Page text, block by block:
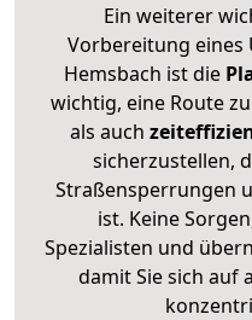
Ein weiterer
Vorbereitung eines
Hemsbach ist die
wichtig, eine Route
als auch
sicherzustellen,
Straßensperrungen
ist. Keine
Spezialisten und
damit Sie sich auf